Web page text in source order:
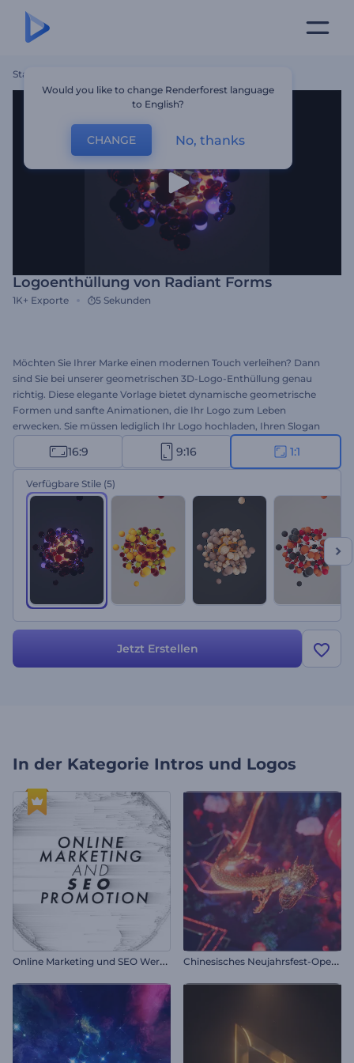
Startseite
Logoenthüllung von Radiant Forms
1K+ Exporte 5 Sekunden
Möchten Sie Ihrer Marke einen modernen Touch verleihen? Dann
sind Sie bei unserer geometrischen 3D-Logo-Enthüllung genau
richtig. Diese elegante Vorlage bietet dynamische geometrische
Formen und sanfte Animationen, die Ihr Logo zum Leben
erwecken. Sie müssen lediglich Ihr Logo hochladen, Ihren Slogan
eingeben und einen Hintergrundmusiktitel für ein einzigartiges und
einprägsames Intro auswählen. Perfekt für Firmen- und Service-
Promos, kreative Präsentations-Opener, Kanal-Intros oder -Outros
und mehr. Erstellen Sie jetzt und beeindrucken Sie Ihr Publikum!
16:9 9:16 1:1
Verfügbare Stile (5)
Jetzt Erstellen
In der Kategorie Intros und Logos
O
nline Marketing und SEO Werbung C
hinesisches Neujahrsfest-Opener
Would you like to change Renderforest language
to English?
CHANGE No, thanks